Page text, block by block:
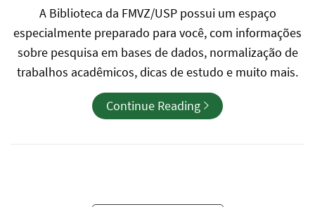
A Biblioteca da FMVZ/USP possui um espaço
especialmente preparado para você, com informações
sobre pesquisa em bases de dados, normalização de
trabalhos acadêmicos, dicas de estudo e muito mais.
Continue Reading